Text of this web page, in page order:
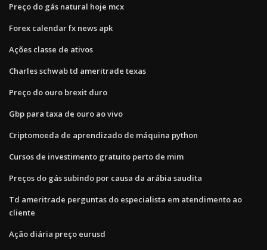
Preço do gás natural hoje mcx
Forex calendar fx news apk
Ações classe de ativos
Charles schwab td ameritrade texas
Preço do ouro brexit duro
Gbp para taxa de ouro ao vivo
Criptomoeda de aprendizado de máquina python
Cursos de investimento gratuito perto de mim
Preços do gás subindo por causa da arábia saudita
Td ameritrade perguntas do especialista em atendimento ao
cliente
Ação diária preço eurusd